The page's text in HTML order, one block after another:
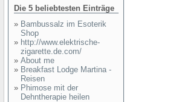
Die 5 beliebtesten Einträge
» Bambussalz im Esoterik
Shop
» http://www.elektrische-
zigarette.de.com/
» About me
» Breakfast Lodge Martina -
Reisen
» Phimose mit der
Dehntherapie heilen